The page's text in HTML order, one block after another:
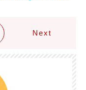
Next